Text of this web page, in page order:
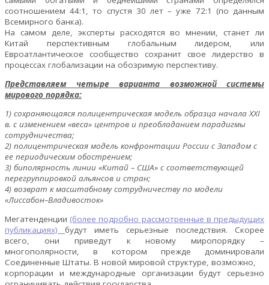
соотношением 44:1, то спустя 30 лет – уже 72:1 (по данным
Всемирного банка).
На самом деле, эксперты расходятся во мнении, станет ли
Китай перспективным глобальным лидером, или
Евроатлантическое сообщество сохранит свое лидерство в
процессах глобализации на обозримую перспективу.
Представляем четыре варианта возможной системы
мирового порядка:
1) сохраняющаяся полицентрическая модель образца начала XXI
в. с изменением «веса» центров и преобладанием парадигмы
сотрудничества;
2) полицентрическая модель конфронтации России с Западом с
ее периодическим обострением;
3) биполярность линии «Китай – США» с соответствующей
перегруппировкой альянсов и стран;
4) возврат к масштабному сотрудничеству по модели
«Лиссабон–Владивосток»
Мегатенденции (более подробно рассмотренные в предыдущих
публикациях) будут иметь серьезные последствия. Скорее
всего, они приведут к новому миропорядку –
многополярности, в котором прежде доминировали
Соединенные Штаты. В новой мировой структуре, возможно,
корпорации и международные организации будут серьезно